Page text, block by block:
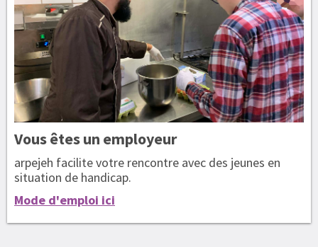
Vous êtesun employeur
arpejeh facilite votre rencontre avec des jeunes en
situation de handicap.
Mode d'emploi ici